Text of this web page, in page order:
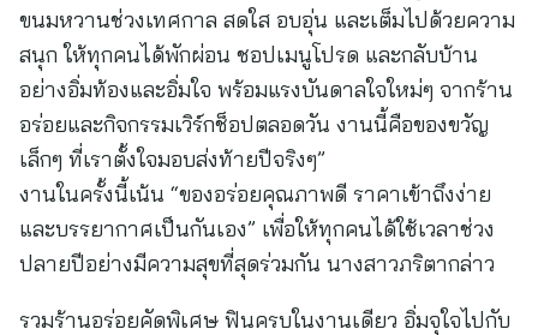
ขนมหวานช่วงเทศกาล สดใส อบอุ่น และเต็มไปด้วยความ
สนุก ให้ทุกคนได้พักผ่อน ชอปเมนูโปรด และกลับบ้าน
อย่างอิ่มท้องและอิ่มใจ พร้อมแรงบันดาลใจใหม่ๆ จากร้าน
อร่อยและกิจกรรมเวิร์กช็อปตลอดวัน งานนี้คือของขวัญ
เล็กๆ ที่เราตั้งใจมอบส่งท้ายปีจริงๆ”
งานในครั้งนี้เน้น “ของอร่อยคุณภาพดี ราคาเข้าถึงง่าย
และบรรยากาศเป็นกันเอง” เพื่อให้ทุกคนได้ใช้เวลาช่วง
ปลายปีอย่างมีความสุขที่สุดร่วมกัน นางสาวภริตากล่าว
รวมร้านอร่อยคัดพิเศษ ฟินครบในงานเดียว อิ่มจุใจไปกับ